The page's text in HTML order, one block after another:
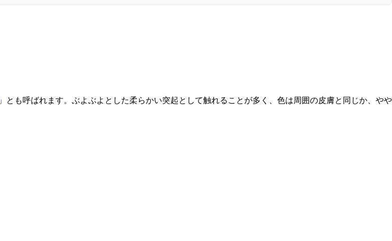
」とも呼ばれます。ぶよぶよとした柔らかい突起として触れることが多く、色は周囲の皮膚と同じか、やや